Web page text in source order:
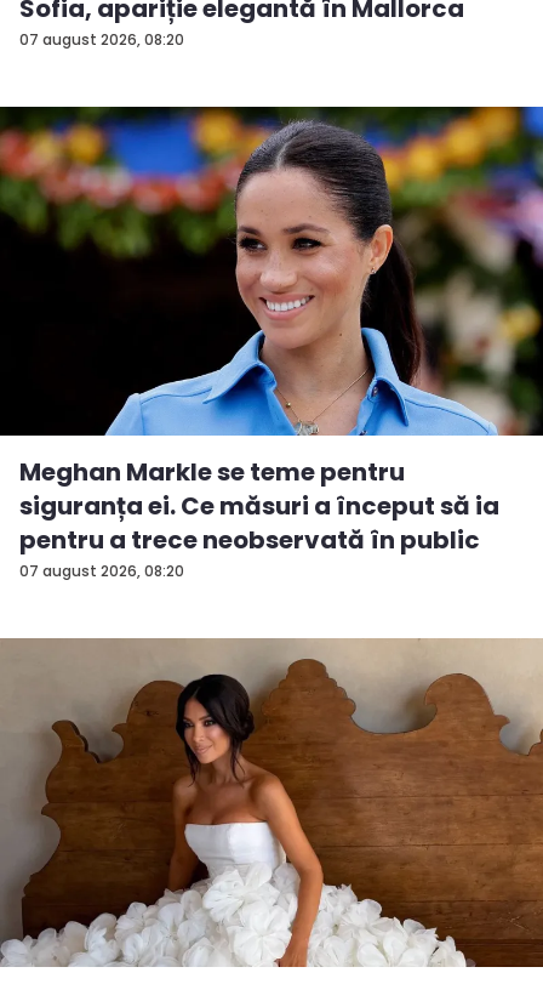
07 august 2026, 08:20
Sofia, apariție elegantă în Mallorca
07 august 2026, 08:20
Meghan Markle se teme pentru
siguranța ei. Ce măsuri a început să ia
pentru a trece neobservată în public